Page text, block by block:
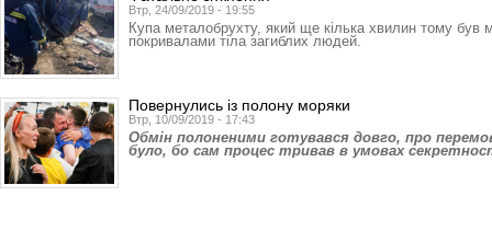
Втр, 24/09/2019 - 19:55
Купа металобрухту, який ще кілька хвилин тому
покривалами тіла загиблих людей.
Повернулись із полону моряки
Втр, 10/09/2019 - 17:43
Обмін полоненими готувався довго, про
було, бо сам процес тривав в умовах